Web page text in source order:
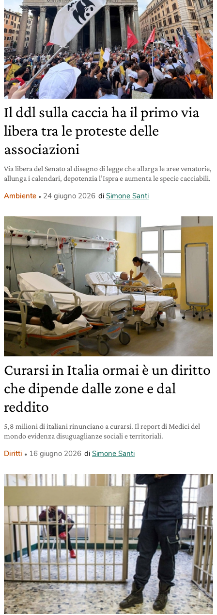
Il ddl sulla caccia ha il primo via
libera tra le proteste delle
associazioni
Via libera del Senato al disegno di legge che allarga le aree venatorie,
allunga i calendari, depotenzia l’Ispra e aumenta le specie cacciabili.
Ambiente 24 giugno 2026 di Simone Santi
Curarsi in Italia ormai è un diritto
che dipende dalle zone e dal
reddito
5,8 milioni di italiani rinunciano a curarsi. Il report di Medici del
mondo evidenza disuguaglianze sociali e territoriali.
Diritti 16 giugno 2026 di Simone Santi